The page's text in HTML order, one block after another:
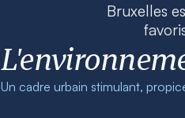
Bruxelles
Un cadre urbain stimulant,